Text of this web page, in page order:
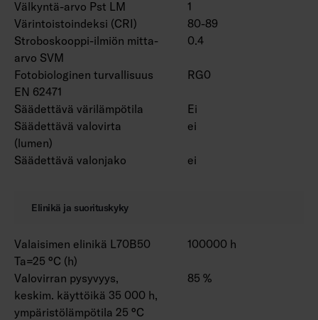
Välkyntä-arvo Pst LM
1
Värintoistoindeksi (CRI)
80-89
Stroboskooppi-ilmiön mitta-
arvo SVM
0.4
Fotobiologinen turvallisuus
EN 62471
RG0
Säädettävä värilämpötila
Ei
Säädettävä valovirta
(lumen)
ei
Säädettävä valonjako ei
Elinikä ja suorituskyky
Valaisimen elinikä L70B50
Ta=25 °C (h)
100000 h
Valovirran pysyvyys,
keskim. käyttöikä 35 000 h,
ympäristölämpötila 25 °C
85 %